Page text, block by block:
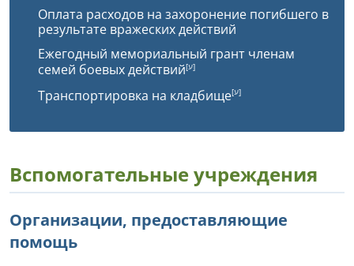
Оплата расходов на захоронение погибшего в
результате вражеских действий
Ежегодный мемориальный грант членам
семей боевых действий
Транспортировка на кладбище
Вспомогательные учреждения
Организации, предоставляющие
помощь